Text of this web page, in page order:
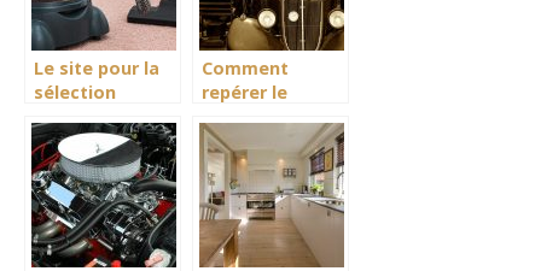
Le site pour la
sélection
vos produits
Comment
repérer le
coin?